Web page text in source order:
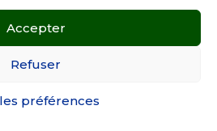
Accepter
Refuser
préférences
Métropolitaine
2026 |Mentions légales